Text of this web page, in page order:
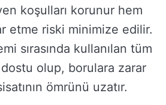
koşulları korunur hem
etme riski minimize edilir.
sırasında kullanılan tüm
olup, borulara zarar
ömrünü uzatır.